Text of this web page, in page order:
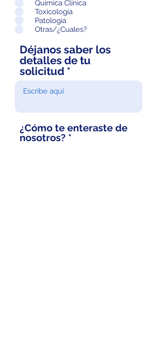
Química Clínica
Toxicología
Patología
Otras/¿Cuales?
Déjanos saber los
detalles de tu
solicitud
¿Cómo te enteraste de
nosotros?